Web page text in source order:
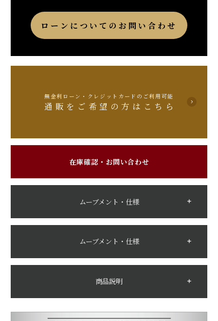
ローンについてのお問い合わせ
無金利ローン・クレジットカードのご利用可能
通販をご希望の方はこちら
在庫確認・お問い合わせ
ムーブメント・仕様
ムーブメント・仕様
商品説明